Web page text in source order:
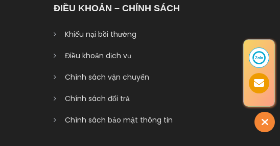
ĐIỀU KHOẢN – CHÍNH SÁCH
Khiếu nại bồi thường
Điều khoản dịch vụ
Chính sách vận chuyển
Chính sách đổi trả
Chính sách bảo mật thông tin